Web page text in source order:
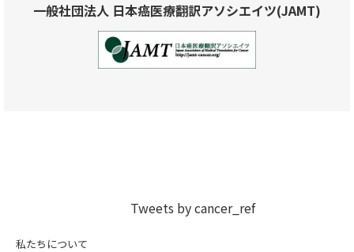
一般社団法人 日本癌医療翻訳アソシエイツ(JAMT)
Tweets by cancer_ref
私たちについて